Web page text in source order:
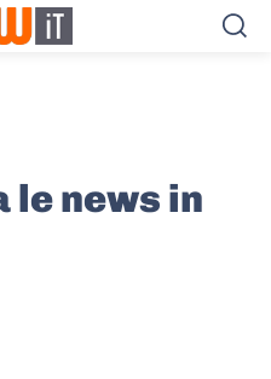
le news in